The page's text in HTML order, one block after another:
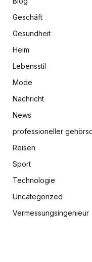
Geschäft
Gesundheit
Heim
Lebensstil
Mode
Nachricht
News
professioneller
Reisen
Sport
Technologie
Uncategorized
Vermessungsingenieur